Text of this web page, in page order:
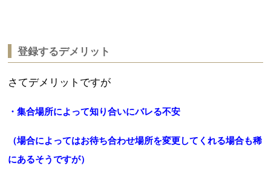
登録するデメリット
さてデメリットですが
・集合場所によって知り合いにバレる不安
（場合によってはお待ち合わせ場所を変更してくれる場合も稀
にあるそうですが）